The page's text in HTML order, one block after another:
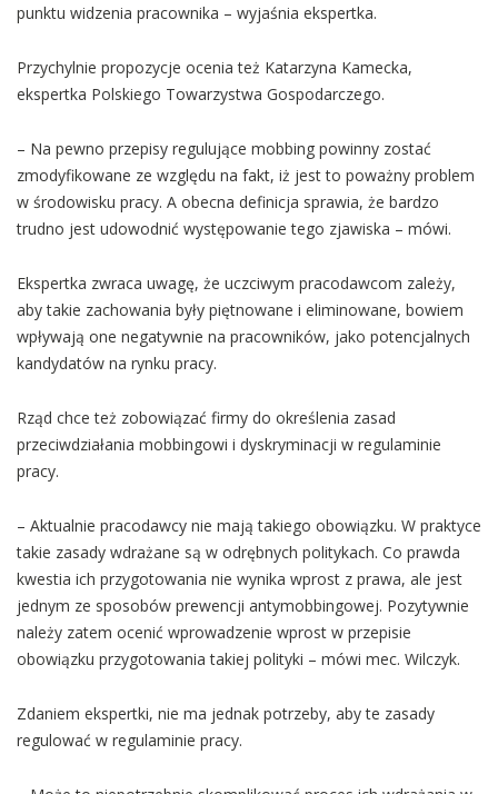
punktu widzenia pracownika – wyjaśnia ekspertka.
Przychylnie propozycje ocenia też Katarzyna Kamecka,
ekspertka Polskiego Towarzystwa Gospodarczego.
– Na pewno przepisy regulujące mobbing powinny zostać
zmodyfikowane ze względu na fakt, iż jest to poważny problem
w środowisku pracy. A obecna definicja sprawia, że bardzo
trudno jest udowodnić występowanie tego zjawiska – mówi.
Ekspertka zwraca uwagę, że uczciwym pracodawcom zależy,
aby takie zachowania były piętnowane i eliminowane, bowiem
wpływają one negatywnie na pracowników, jako potencjalnych
kandydatów na rynku pracy.
Rząd chce też zobowiązać firmy do określenia zasad
przeciwdziałania mobbingowi i dyskryminacji w regulaminie
pracy.
– Aktualnie pracodawcy nie mają takiego obowiązku. W praktyce
takie zasady wdrażane są w odrębnych politykach. Co prawda
kwestia ich przygotowania nie wynika wprost z prawa, ale jest
jednym ze sposobów prewencji antymobbingowej. Pozytywnie
należy zatem ocenić wprowadzenie wprost w przepisie
obowiązku przygotowania takiej polityki – mówi mec. Wilczyk.
Zdaniem ekspertki, nie ma jednak potrzeby, aby te zasady
regulować w regulaminie pracy.